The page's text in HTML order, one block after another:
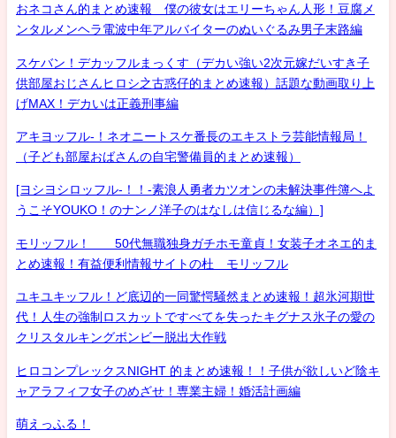
おネコさん的まとめ速報 僕の彼女はエリーちゃん人形！豆腐メ
ンタルメンヘラ電波中年アルバイターのぬいぐるみ男子末路編
スケバン！デカッフルまっくす（デカい強い2次元嫁だいすき子
供部屋おじさんヒロシ之古惑仔的まとめ速報）話題な動画取り上
げMAX！デカいは正義刑事編
アキヨッフル-！ネオニートスケ番長のエキストラ芸能情報局！
（子ども部屋おばさんの自宅警備員的まとめ速報）
[ヨシヨシロッフル-！！-素浪人勇者カツオンの未解決事件簿へよ
うこそYOUKO！のナンノ洋子のはなしは信じるな編）]
モリッフル！ 50代無職独身ガチホモ童貞！女装子オネエ的ま
とめ速報！有益便利情報サイトの杜 モリッフル
ユキユキッフル！ど底辺的一同驚愕騒然まとめ速報！超氷河期世
代！人生の強制ロスカットですべてを失ったキグナス氷子の愛の
クリスタルキングボンビー脱出大作戦
ヒロコンプレックスNIGHT 的まとめ速報！！子供が欲しいど陰キ
ャアラフィフ女子のめざせ！専業主婦！婚活計画編
萌えっふる！